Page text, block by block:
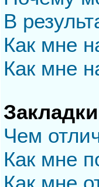
В
Как мне
Как мне
Чем
Как мне